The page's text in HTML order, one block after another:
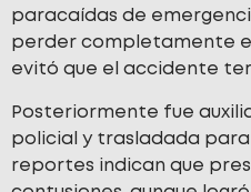
paracaídas de
perder completamente
evitó que el accidente
Posteriormente fue
policial y trasladada
reportes indican que